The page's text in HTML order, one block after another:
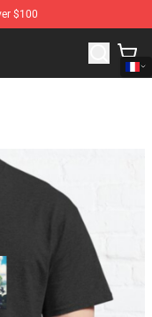
$100
Hotel